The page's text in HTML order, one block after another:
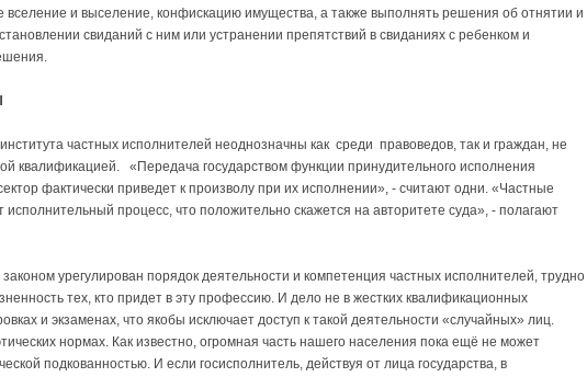
вселение и выселение, конфискацию имущества, а также выполнять решения об отнятии и
свиданий с ним или устранении препятствий в свиданиях с ребенком и
частных исполнителей неоднозначны как среди правоведов, так и граждан, не
квалификацией. «Передача государством функции принудительного исполнения
фактически приведет к произволу при их исполнении», - считают одни. «Частные
исполнительный процесс, что положительно скажется на авторитете суда», - полагают
урегулирован порядок деятельности и компетенция частных исполнителей, трудно
тех, кто придет в эту профессию. И дело не в жестких квалификационных
и экзаменах, что якобы исключает доступ к такой деятельности «случайных» лиц.
нормах. Как известно, огромная часть нашего населения пока ещё не может
подкованностью. И если госисполнитель, действуя от лица государства, в